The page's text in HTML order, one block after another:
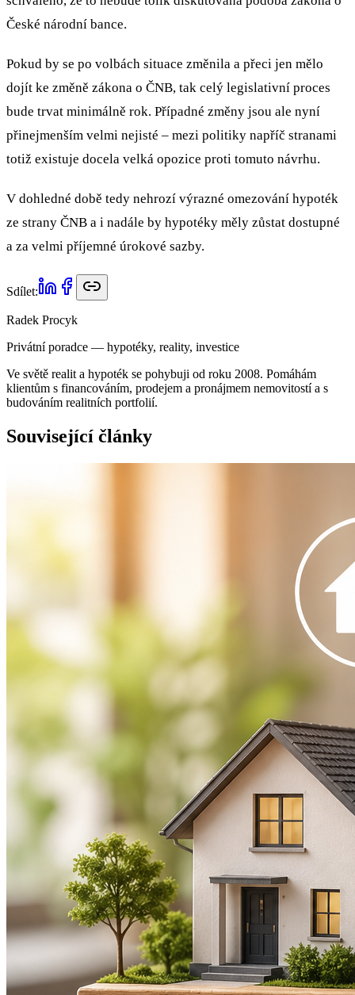
České národní bance.
Pokud by se po volbách situace změnila a přeci jen mělo
dojít ke změně zákona o ČNB, tak celý legislativní proces
bude trvat minimálně rok. Případné změny jsou ale nyní
přinejmenším velmi nejisté – mezi politiky napříč stranami
totiž existuje docela velká opozice proti tomuto návrhu.
V dohledné době tedy nehrozí výrazné omezování hypoték
ze strany ČNB a i nadále by hypotéky měly zůstat dostupné
a za velmi příjemné úrokové sazby.
Sdílet:
Radek Procyk
Privátní poradce — hypotéky, reality, investice
Ve světě realit a hypoték se pohybuji od roku 2008. Pomáhám
klientům s financováním, prodejem a pronájmem nemovitostí a s
budováním realitních portfolií.
Související články